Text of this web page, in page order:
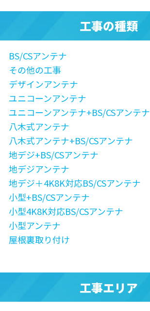
工事の種類
BS/CSアンテナ
その他の工事
デザインアンテナ
ユニコーンアンテナ
ユニコーンアンテナ+BS/CSアンテナ
八木式アンテナ
八木式アンテナ+BS/CSアンテナ
地デジ+BS/CSアンテナ
地デジアンテナ
地デジ＋4K8K対応BS/CSアンテナ
小型+BS/CSアンテナ
小型4K8K対応BS/CSアンテナ
小型アンテナ
屋根裏取り付け
工事エリア